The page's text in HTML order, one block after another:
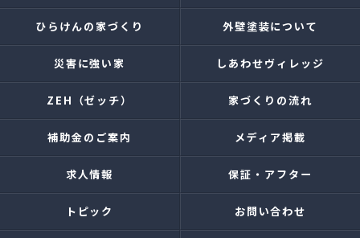
ひらけんの家づくり 外壁塗装について
災害に強い家 しあわせヴィレッジ
ZEH（ゼッチ） 家づくりの流れ
補助金のご案内 メディア掲載
求人情報 保証・アフター
トピック お問い合わせ